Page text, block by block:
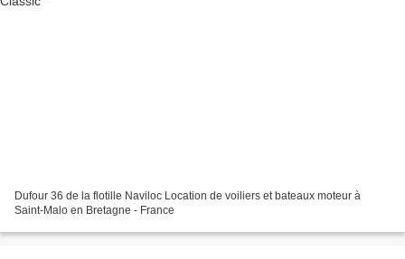
Dufour 36 de la flotille Naviloc Location de voiliers et bateaux moteur à
Saint-Malo en Bretagne - France